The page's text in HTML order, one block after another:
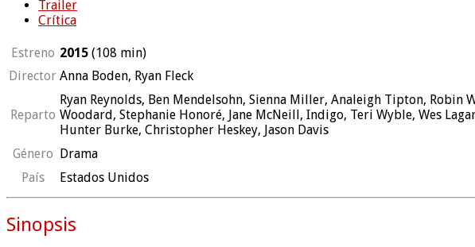
Trailer
Crítica
Estreno 2015 (108 min)
Director Anna Boden, Ryan Fleck
Reparto
Ryan Reynolds, Ben Mendelsohn, Sienna Miller, Analeigh Tipton, Robin
Woodard, Stephanie Honoré, Jane McNeill, Indigo, Teri Wyble, Wes
Hunter Burke, Christopher Heskey, Jason Davis
Género Drama
País
Estados Unidos
Sinopsis